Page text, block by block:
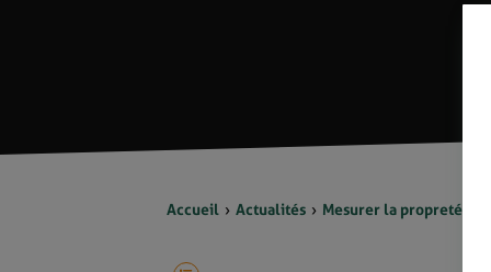
Accueil Actualités Mesurer la propreté de